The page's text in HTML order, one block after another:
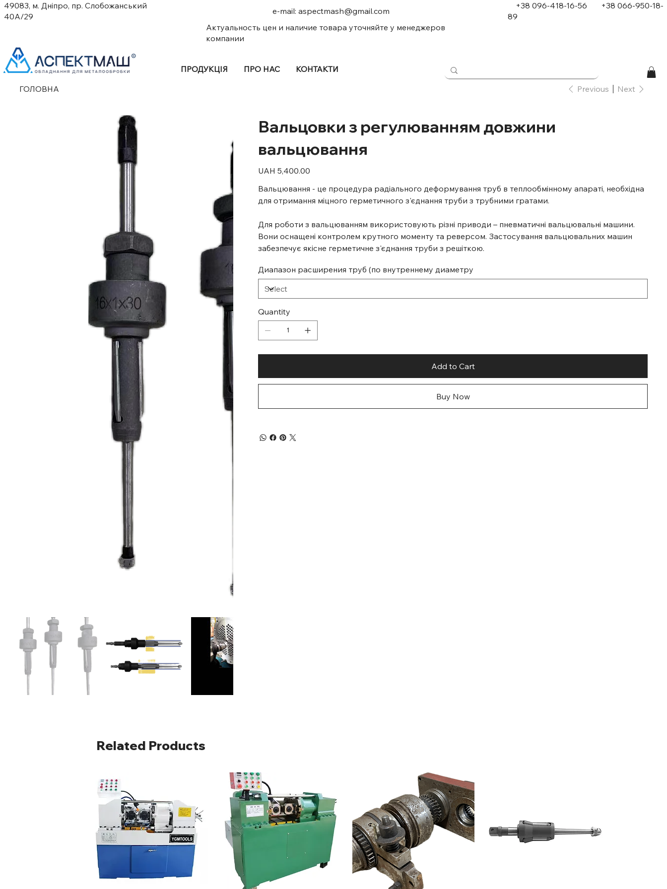
49083, м. Дніпро, пр. Слобожанський
40А/29
e-mail: aspectmash@gmail.com
+38 096-418-16-56 +38 066-950-18-
89
Актуальность цен и наличие товара уточняйте у менеджеров
компании
ПРОДУКЦІЯ ПРО НАС
КОНТАКТИ
ГОЛОВНА
Previous Next
Вальцовки з регулюванням довжини
вальцювання
Price
UAH 5,400.00
Вальцювання - це процедура радіального деформування труб в теплообмінному апараті, необхідна
для отримання міцного герметичного з'єднання труби з трубними гратами.
Для роботи з вальцюванням використовують різні приводи – пневматичні вальцювальні машини.
Вони оснащені контролем крутного моменту та реверсом. Застосування вальцювальних машин
забезпечує якісне герметичне з'єднання труби з решіткою.
Диапазон расширения труб (по внутреннему диаметру
Quantity
Add to Cart
Buy Now
Related Products